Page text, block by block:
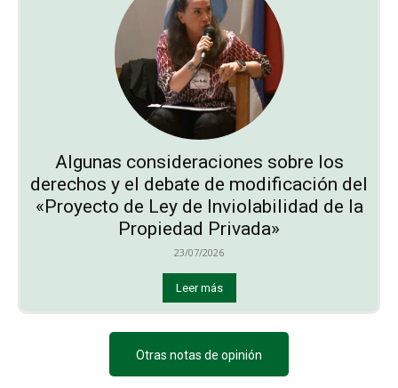
Algunas consideraciones sobre los
derechos y el debate de modificación del
«Proyecto de Ley de Inviolabilidad de la
Propiedad Privada»
23/07/2026
Leer más
Otras notas de opinión